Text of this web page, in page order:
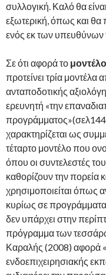
συλλογική. Καλό θα
εξωτερική, όπως και θα
ενός εκ των
Σε ότι αφορά το μοντέλο
προτείνει τρία μοντέλα
ανταποδοτικής
ερευνητή «την
χαρακτηρίζεται ως
τέταρτο μοντέλο που
όπου οι συντελεστές
καθορίζουν την πορεία
χρησιμοποιείται όπως
κυρίως σε
δεν υπάρχει στην
πρόγραμμα των
Καραλής (2008) αφορά
ενδοεπιχειρησιακής